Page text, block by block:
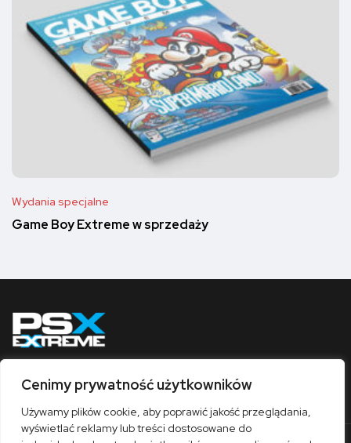
Cenimy prywatność użytkowników
Używamy plików cookie, aby poprawić jakość przeglądania,
wyświetlać reklamy lub treści dostosowane do
Wydania specjalne
Game Boy Extreme w sprzedaży
Obserwuj nas